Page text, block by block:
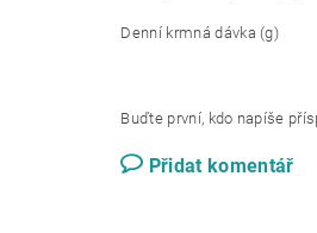
Denní krmná dávka (g)
Buďte první, kdo napíše
Přidat komentář